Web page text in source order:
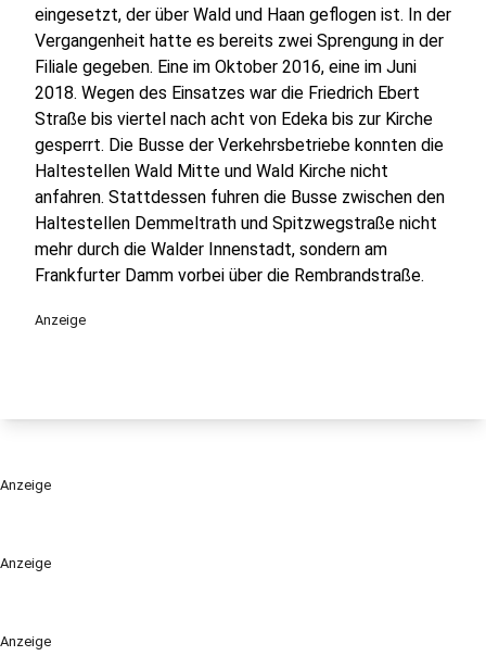
Anzeige
Anzeige
eingesetzt, der über Wald und Haan geflogen ist. In der
Vergangenheit hatte es bereits zwei Sprengung in der
Filiale gegeben. Eine im Oktober 2016, eine im Juni
2018. Wegen des Einsatzes war die Friedrich Ebert
Straße bis viertel nach acht von Edeka bis zur Kirche
gesperrt. Die Busse der Verkehrsbetriebe konnten die
Haltestellen Wald Mitte und Wald Kirche nicht
anfahren. Stattdessen fuhren die Busse zwischen den
Haltestellen Demmeltrath und Spitzwegstraße nicht
mehr durch die Walder Innenstadt, sondern am
Frankfurter Damm vorbei über die Rembrandstraße.
Anzeige
Anzeige